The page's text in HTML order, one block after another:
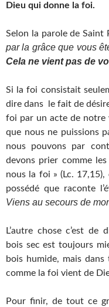
Dieu qui donne la foi.
Selon la parole de Saint
par la grâce que vous
Cela ne vient pas de
Si la foi consistait
dire dans le fait de
foi par un acte de notre
que nous ne puissions
nous pouvons par
devons prier comme
nous la foi » (Lc.
possédé que raconte
Viens au secours de
L’autre chose c’est de
bois sec est toujours
bois humide, mais
comme la foi vient de
Pour finir, de tout ce